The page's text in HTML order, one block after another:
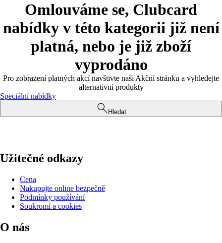
Omlouváme se, Clubcard
nabídky v této kategorii již není
platná, nebo je již zboží
vyprodáno
Pro zobrazení platných akcí navštivte naši Akční stránku a vyhledejte
alternativní produkty
Speciální nabídky
Hledat
Užitečné odkazy
Cena
Nakupujte online bezpečně
Podmínky používání
Soukromí a cookies
O nás